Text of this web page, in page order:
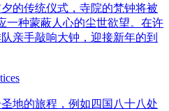
的传统仪式，寺院的梵钟将被
一种蒙蔽人心的尘世欲望。在许
亲手敲响大钟，迎接新年的到
地的旅程，例如四国八十八处